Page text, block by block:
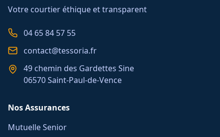
Votre courtier éthique et transparent
04 65 84 57 55
contact@tessoria.fr
49 chemin des Gardettes Sine
06570 Saint-Paul-de-Vence
Nos Assurances
Mutuelle Senior